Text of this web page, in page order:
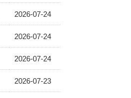
2026-07-24
2026-07-24
2026-07-24
2026-07-23